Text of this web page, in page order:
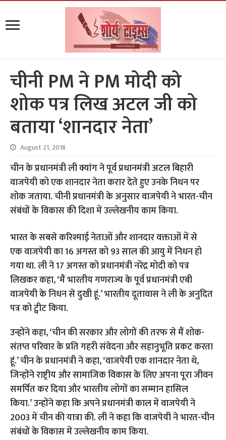
चीनी PM ने PM मोदी को
शोक पत्र लिख अटल जी को
बताया ‘शानदार नेता’
August 21, 2018
चीन के प्रधानमंत्री ली क्यांग ने पूर्व प्रधानमंत्री अटल बिहारी
वाजपेयी को एक शानदार नेता करार देते हुए उनके निधन पर
शोक जताया. चीनी प्रधानमंत्री के अनुसार वाजपेयी ने भारत-चीन
संबंधों के विकास की दिशा में उल्लेखनीय काम किया.
भारत के सबसे करिश्माई नेताओं और शानदार वक्ताओं में से
एक वाजपेयी का 16 अगस्त को 93 साल की आयु में निधन हो
गया था. ली ने 17 अगस्त को प्रधानमंत्री नरेंद्र मोदी को पत्र
लिखकर कहा, ‘मैं भारतीय गणराज्य के पूर्व प्रधानमंत्री एबी
वाजपेयी के निधन से दुखी हूं.’ भारतीय दूतावास ने ली के अनुदित
पत्र को ट्वीट किया.
उन्होंने कहा, ‘चीन की सरकार और लोगों की तरफ से मैं शोक-
संतप्त परिवार के प्रति गहरी संवेदना और सहानुभूति प्रकट करता
हूं.’ चीन के प्रधानमंत्री ने कहा, ‘वाजपेयी एक शानदार नेता थे,
जिन्होंने राष्ट्रीय और सामाजिक विकास के लिए अपना पूरा जीवन
समर्पित कर दिया और भारतीय लोगों का सम्मान हासिल
किया.’उन्होंने कहा कि अपने प्रधानमंत्री काल में वाजपेयी ने
2003 में चीन की यात्रा की. ली ने कहा कि वाजपेयी ने भारत-चीन
संबंधों के विकास में उल्लेखनीय काम किया.